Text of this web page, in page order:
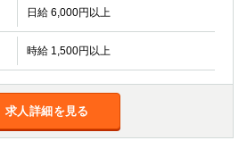
日給 6,000円以上
時給 1,500円以上
求人詳細を見る
三鷹
水道橋
浅草
幡ヶ谷
小岩
久米川